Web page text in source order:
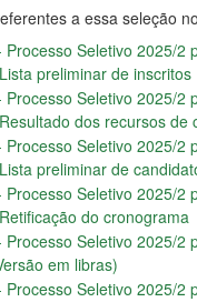
a essa seleção
Processo Seletivo 2025/
preliminar de inscritos
Processo Seletivo 2025/
dos recursos
Processo Seletivo 2025/
preliminar de
Processo Seletivo 2025/
do cronograma
Processo Seletivo 2025/
em libras)
Processo Seletivo 2025/